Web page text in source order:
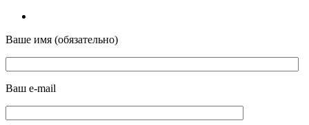
Ваше имя (обязательно)
Ваш e-mail